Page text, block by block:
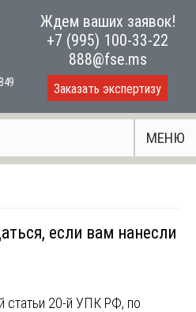
Ждем ваших заявок!
+7 (995) 100-33-22
888@fse.ms
Заказать экспертизу
МЕНЮ
если вам нанесли
статьи 20-й УПК РФ, по